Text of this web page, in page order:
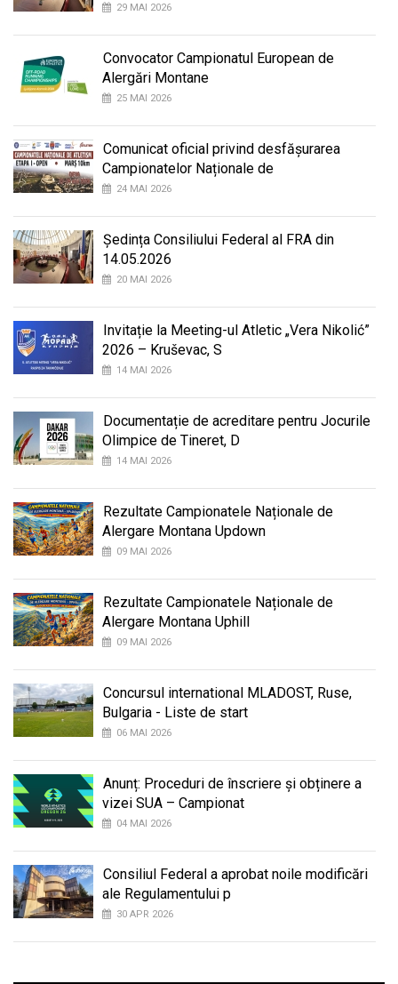
29 MAI 2026
Convocator Campionatul European de
Alergări Montane
25 MAI 2026
Comunicat oficial privind desfășurarea
Campionatelor Naționale de
24 MAI 2026
Ședința Consiliului Federal al FRA din
14.05.2026
20 MAI 2026
Invitație la Meeting-ul Atletic „Vera Nikolić”
2026 – Kruševac, S
14 MAI 2026
Documentație de acreditare pentru Jocurile
Olimpice de Tineret, D
14 MAI 2026
Rezultate Campionatele Naționale de
Alergare Montana Updown
09 MAI 2026
Rezultate Campionatele Naționale de
Alergare Montana Uphill
09 MAI 2026
Concursul international MLADOST, Ruse,
Bulgaria - Liste de start
06 MAI 2026
Anunț: Proceduri de înscriere și obținere a
vizei SUA – Campionat
04 MAI 2026
Consiliul Federal a aprobat noile modificări
ale Regulamentului p
30 APR 2026